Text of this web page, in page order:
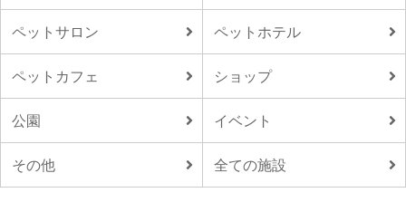
ペットサロン ペットホテル
ペットカフェ ショップ
公園 イベント
その他 全ての施設